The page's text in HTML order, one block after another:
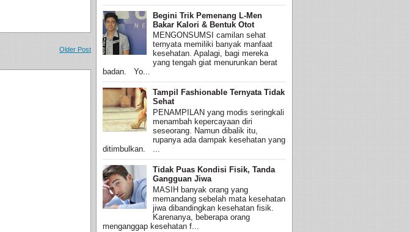
Older Post
Begini Trik Pemenang L-Men
Bakar Kalori & Bentuk Otot
MENGONSUMSI camilan sehat
ternyata memiliki banyak manfaat
kesehatan. Apalagi, bagi mereka
yang tengah giat menurunkan berat
badan. Yo...
Tampil Fashionable Ternyata Tidak
Sehat
PENAMPILAN yang modis seringkali
menambah kepercayaan diri
seseorang. Namun dibalik itu,
rupanya ada dampak kesehatan yang
ditimbulkan. ...
Tidak Puas Kondisi Fisik, Tanda
Gangguan Jiwa
MASIH banyak orang yang
memandang sebelah mata kesehatan
jiwa dibandingkan kesehatan fisik.
Karenanya, beberapa orang
menganggap kesehatan f...